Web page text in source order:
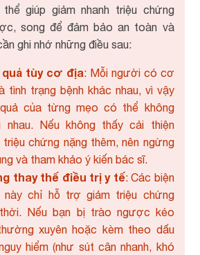
giúp giảm nhanh triệu chứng
song để đảm bảo an toàn và
ghi nhớ những điều sau:
quả tùy cơ địa: Mỗi người có cơ
tình trạng bệnh khác nhau, vì vậy
của từng mẹo có thể không
nhau. Nếu không thấy cải thiện
triệu chứng nặng thêm, nên ngừng
và tham khảo ý kiến bác sĩ.
thay thế điều trị y tế: Các biện
này chỉ hỗ trợ giảm triệu chứng
Nếu bạn bị trào ngược kéo
xuyên hoặc kèm theo dấu
hiểm (như sút cân nhanh, khó